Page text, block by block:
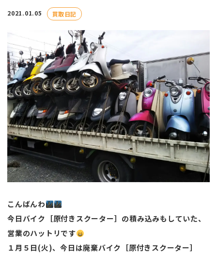
2021.01.05 買取日記
こんばんわ
今日バイク［原付きスクーター］の積み込みもしていた、
営業のハットリです
１月５日(火)、今日は廃棄バイク［原付きスクーター］